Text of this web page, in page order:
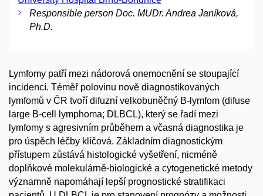
Responsible person Doc. MUDr. Andrea Janíková,
Ph.D.
Lymfomy patří mezi nádorová onemocnění se stoupající
incidencí. Téměř polovinu nově diagnostikovaných
lymfomů v ČR tvoří difuzní velkobuněčný B-lymfom (difuse
large B-cell lymphoma; DLBCL), který se řadí mezi
lymfomy s agresivním průběhem a včasná diagnostika je
pro úspěch léčby klíčová. Základním diagnostickým
přístupem zůstává histologické vyšetření, nicméně
doplňkové molekulárně-biologické a cytogenetické metody
významně napomáhají lepší prognostické stratifikaci